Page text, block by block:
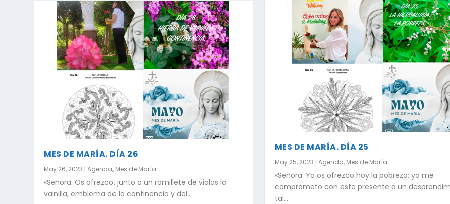
MES DE MARÍA. DÍA 26
May 26, 2023 |Agenda, Mes de María
«Señora: Os ofrezco, junto a un ramillete de violas la
vainilla, emblema de la continencia y del...
MES DE MARÍA. DÍA 25
May 25, 2023 | Agenda, Mes de María
«Señora: Yo os ofrezco hoy la pobreza; yo me
comprometo con este presente a un
tal...